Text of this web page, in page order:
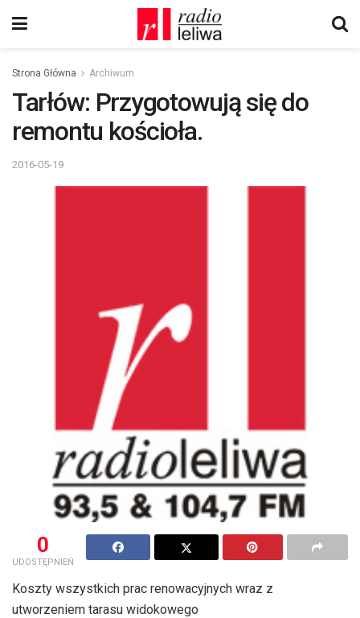
Strona Główna Archiwum
Tarłów: Przygotowują się do
remontu kościoła.
2016-05-19
0
UDOSTĘPNIEŃ
Koszty wszystkich prac renowacyjnych wraz z
utworzeniem tarasu widokowego